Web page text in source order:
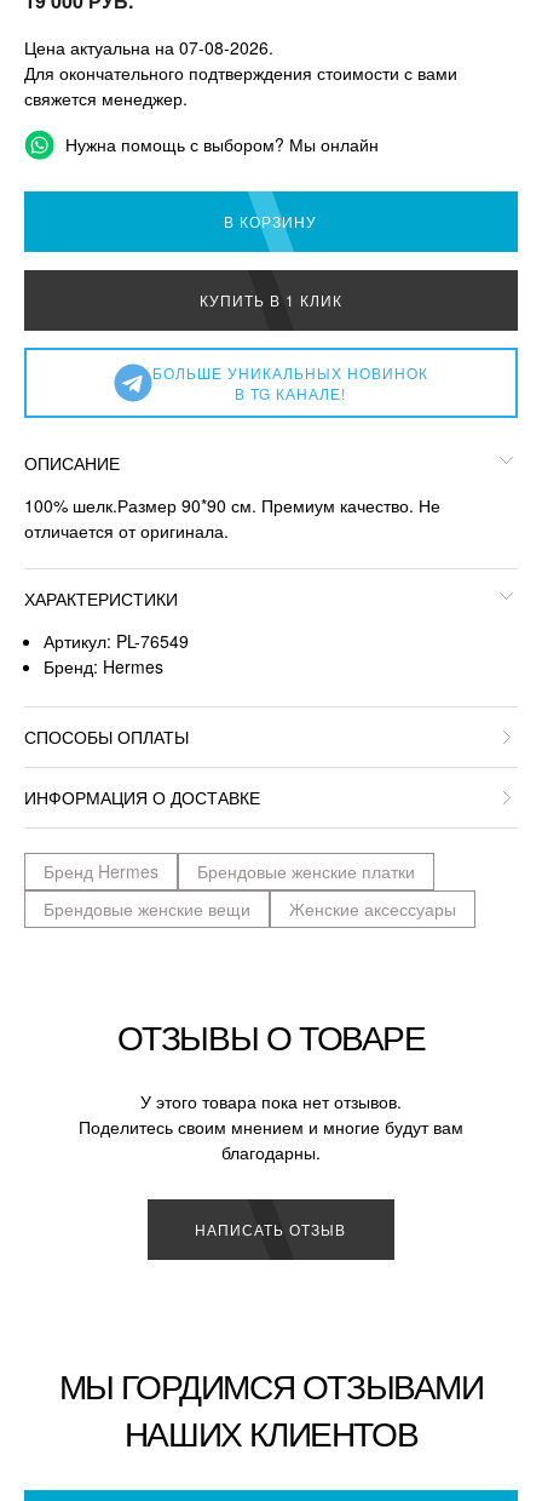
Цена актуальна на 07-08-2026.
Для окончательного подтверждения стоимости с вами
свяжется менеджер.
Нужна помощь с выбором? Мы онлайн
В КОРЗИНУ
КУПИТЬ В 1 КЛИК
БОЛЬШЕ УНИКАЛЬНЫХ НОВИНОК
В TG КАНАЛЕ!
ОПИСАНИЕ
100% шелк.Размер 90*90 см. Премиум качество. Не
отличается от оригинала.
ХАРАКТЕРИСТИКИ
Артикул: PL-76549
Бренд: Hermes
СПОСОБЫ ОПЛАТЫ
ИНФОРМАЦИЯ О ДОСТАВКЕ
Бренд Hermes
Брендовые женские платки
Брендовые женские вещи
Женские аксессуары
ОТЗЫВЫ О ТОВАРЕ
У этого товара пока нет отзывов.
Поделитесь своим мнением и многие будут вам
благодарны.
НАПИСАТЬ ОТЗЫВ
МЫ ГОРДИМСЯ ОТЗЫВАМИ
НАШИХ КЛИЕНТОВ